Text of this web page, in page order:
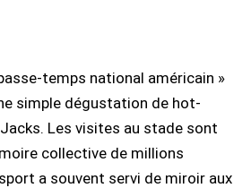
temps national américain »
simple dégustation de hot-
Les visites au stade sont
collective de millions
a souvent servi de miroir aux